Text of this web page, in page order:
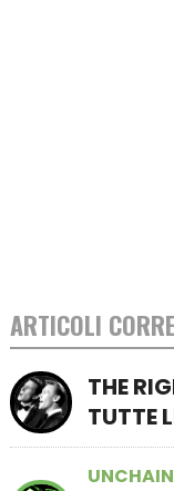
ARTICOLI
THE
TUTTE